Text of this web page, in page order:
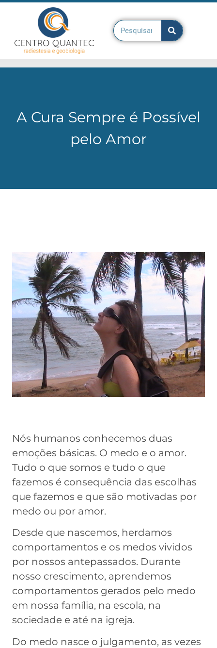
A Cura Sempre é Possível
pelo Amor
Nós humanos conhecemos duas
emoções básicas. O medo e o amor.
Tudo o que somos e tudo o que
fazemos é consequência das escolhas
que fazemos e que são motivadas por
medo ou por amor.
Desde que nascemos, herdamos
comportamentos e os medos vividos
por nossos antepassados. Durante
nosso crescimento, aprendemos
comportamentos gerados pelo medo
em nossa família, na escola, na
sociedade e até na igreja.
Do medo nasce o julgamento, as vezes